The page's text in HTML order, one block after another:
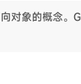
对象的概念。